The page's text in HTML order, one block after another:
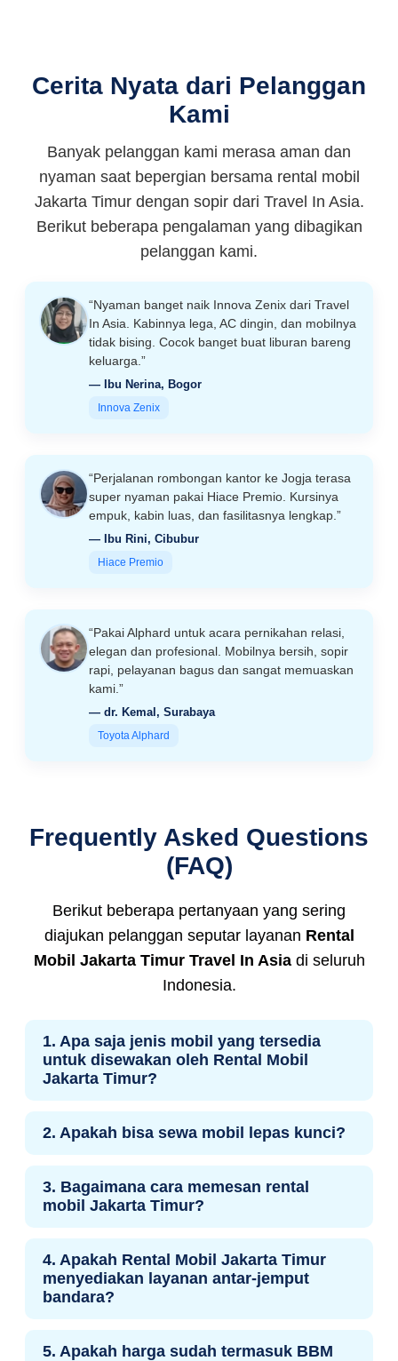
Cerita Nyata dari Pelanggan
Kami
Banyak pelanggan kami merasa aman dan
nyaman saat bepergian bersama rental mobil
Jakarta Timur dengan sopir dari Travel In Asia.
Berikut beberapa pengalaman yang dibagikan
pelanggan kami.
“Nyaman banget naik Innova Zenix dari Travel
In Asia. Kabinnya lega, AC dingin, dan mobilnya
tidak bising. Cocok banget buat liburan bareng
keluarga.”
— Ibu Nerina, Bogor
Innova Zenix
“Perjalanan rombongan kantor ke Jogja terasa
super nyaman pakai Hiace Premio. Kursinya
empuk, kabin luas, dan fasilitasnya lengkap.”
— Ibu Rini, Cibubur
Hiace Premio
“Pakai Alphard untuk acara pernikahan relasi,
elegan dan profesional. Mobilnya bersih, sopir
rapi, pelayanan bagus dan sangat memuaskan
kami.”
— dr. Kemal, Surabaya
Toyota Alphard
Frequently Asked Questions
(FAQ)
Berikut beberapa pertanyaan yang sering
diajukan pelanggan seputar layanan Rental
Mobil Jakarta Timur Travel In Asiadi seluruh
Indonesia.
1. Apa saja jenis mobil yang tersedia
untuk disewakan oleh Rental Mobil
Jakarta Timur?
Veloz, Expander, Innova Reborn, Venture,
Hybrid. Semua mobil dalam kondisi prima,
siap melayani perjalanan di seluruh Indonesia.
2. Apakah bisa sewa mobil lepas kunci?
dengan sopir profesional. Beberapa unit
tertentu bisa disewa lepas kunci dengan syarat
lebih lanjut.
3. Bagaimana cara memesan rental
mobil Jakarta Timur?
website, WhatsApp, atau telepon langsung
Tim kami siap membantu 24 jam untuk semua
4. Apakah Rental Mobil Jakarta Timur
menyediakan layanan antar-jemput
bandara?
bandara besar di seluruh Indonesia untuk
5. Apakah harga sudah termasuk BBM